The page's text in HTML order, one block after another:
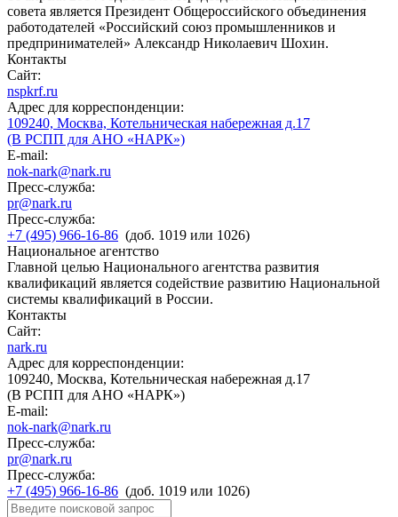
совета является Президент Общероссийского объединения
работодателей «Российский союз промышленников и
предпринимателей» Александр Николаевич Шохин.
Контакты
Сайт:
nspkrf.ru
Адрес для корреспонденции:
109240, Москва, Котельническая набережная д.17
(В РСПП для АНО «НАРК»)
E-mail:
nok-nark@nark.ru
Пресс-служба:
pr@nark.ru
Пресс-служба:
+7 (495) 966-16-86 (доб. 1019 или 1026)
Национальное агентство
Главной целью Национального агентства развития
квалификаций является содействие развитию Национальной
системы квалификаций в России.
Контакты
Сайт:
nark.ru
Адрес для корреспонденции:
109240, Москва, Котельническая набережная д.17
(В РСПП для АНО «НАРК»)
E-mail:
nok-nark@nark.ru
Пресс-служба:
pr@nark.ru
Пресс-служба:
+7 (495) 966-16-86 (доб. 1019 или 1026)